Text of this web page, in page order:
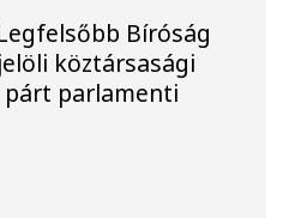
Bíróság
köztársasági
párt parlamenti